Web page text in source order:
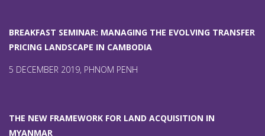
BREAKFAST SEMINAR: MANAGING THE EVOLVING TRANSFER
PRICING LANDSCAPE IN CAMBODIA
5 DECEMBER 2019, PHNOM PENH
THE NEW FRAMEWORK FOR LAND ACQUISITION IN
MYANMAR